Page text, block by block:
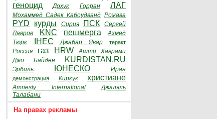
геноцид
Дохук Горран ЛАГ
Мохаммед Садек Кабоудванд Рожава
PYD курды Сирия ПСК
Сергей
Лавров
KNC пешмерга
Ахмед
Тюрк
IHEC Джабар Явар теракт
Россия газ HRW
Ашти Хаврами
Джо Байден
KURDISTAN.RU
Эрбиль ЮНЕСКО Иран
демонстрация Киркук христиане
Amnesty International
Джаляль
Талабани
На правах рекламы